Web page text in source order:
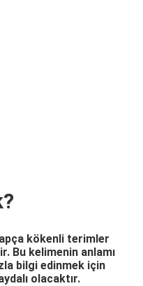
kökenli terimler
Bu kelimenin anlamı
bilgi edinmek için
olacaktır.